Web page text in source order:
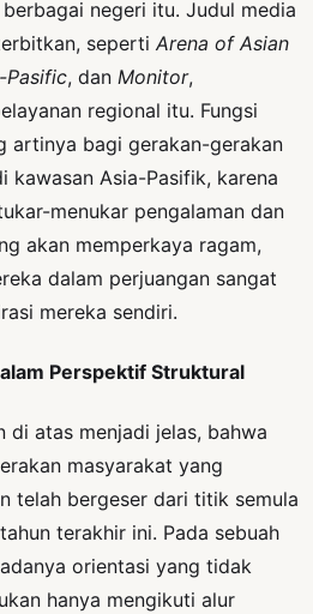
negeri itu. Judul media
seperti Arena of Asian
Pasific, dan Monitor,
regional itu. Fungsi
artinya bagi gerakan-gerakan
kawasan Asia-Pasifik, karena
menukar pengalaman dan
akan memperkaya ragam,
dalam perjuangan sangat
mereka sendiri.
Perspektif Struktural
di atas menjadi jelas, bahwa
masyarakat yang
telah bergeser dari titik semula
terakhir ini. Pada sebuah
orientasi yang tidak
hanya mengikuti alur